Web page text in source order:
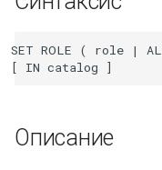
SET ROLE ( role |
Описание